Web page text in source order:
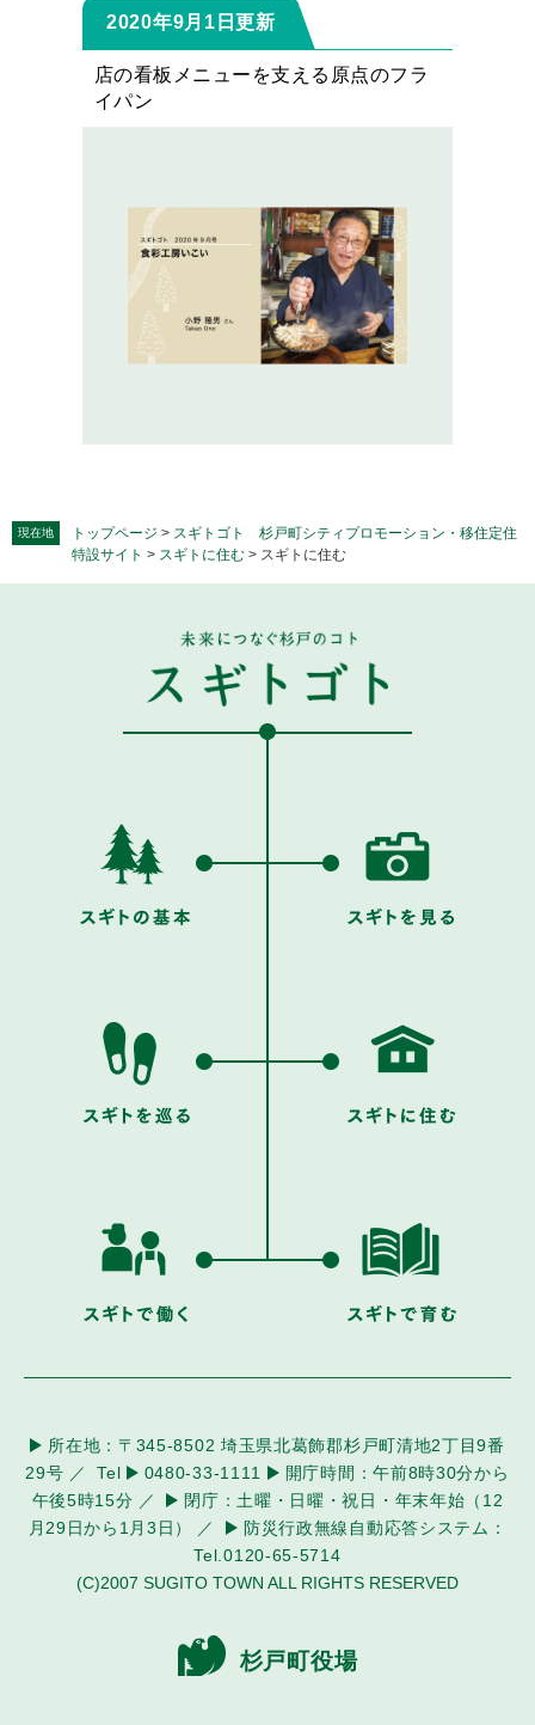
2020年9月1日更新
店の看板メニューを支える原点のフラ
イパン
現在地 トップページ > スギトゴト 杉戸町シティプロモーション・移住定住
特設サイト > スギトに住む > スギトに住む
所在地： 〒345-8502 埼玉県北葛飾郡杉戸町清地2丁目9番
29号
Tel 0480-33-1111 開庁時間：午前8時30分から
午後5時15分
閉庁： 土曜・日曜・祝日・年末年始（12
月29日から1月3日）
防災行政無線自動応答システム：
Tel.0120-65-5714
(C)2007 SUGITO TOWN ALL RIGHTS RESERVED
杉戸町役場